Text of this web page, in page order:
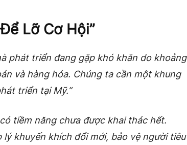
Lỡ Cơ Hội”
phát triển đang gặp khó khăn do khoảng
và hàng hóa. Chúng ta cần một khung
triển tại Mỹ.”
tiềm năng chưa được khai thác hết.
khuyến khích đổi mới, bảo vệ người tiêu